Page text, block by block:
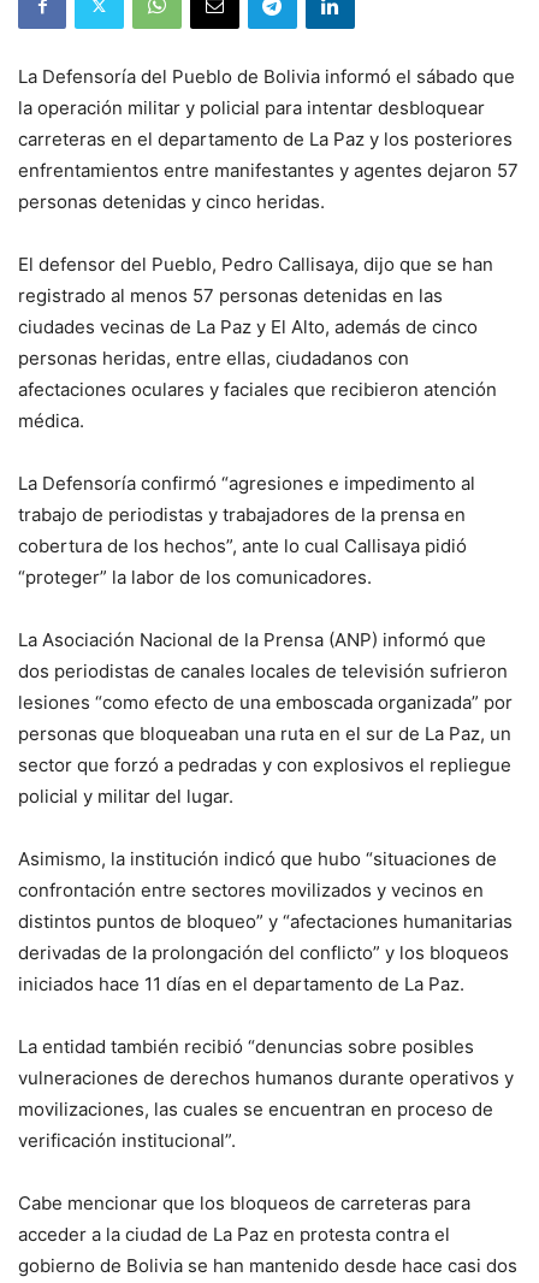
La Defensoría del Pueblo de Bolivia informó el sábado que
la operación militar y policial para intentar desbloquear
carreteras en el departamento de La Paz y los posteriores
enfrentamientos entre manifestantes y agentes dejaron 57
personas detenidas y cinco heridas.
El defensor del Pueblo, Pedro Callisaya, dijo que se han
registrado al menos 57 personas detenidas en las
ciudades vecinas de La Paz y El Alto, además de cinco
personas heridas, entre ellas, ciudadanos con
afectaciones oculares y faciales que recibieron atención
médica.
La Defensoría confirmó “agresiones e impedimento al
trabajo de periodistas y trabajadores de la prensa en
cobertura de los hechos”, ante lo cual Callisaya pidió
“proteger” la labor de los comunicadores.
La Asociación Nacional de la Prensa (ANP) informó que
dos periodistas de canales locales de televisión sufrieron
lesiones “como efecto de una emboscada organizada” por
personas que bloqueaban una ruta en el sur de La Paz, un
sector que forzó a pedradas y con explosivos el repliegue
policial y militar del lugar.
Asimismo, la institución indicó que hubo “situaciones de
confrontación entre sectores movilizados y vecinos en
distintos puntos de bloqueo” y “afectaciones humanitarias
derivadas de la prolongación del conflicto” y los bloqueos
iniciados hace 11 días en el departamento de La Paz.
La entidad también recibió “denuncias sobre posibles
vulneraciones de derechos humanos durante operativos y
movilizaciones, las cuales se encuentran en proceso de
verificación institucional”.
Cabe mencionar que los bloqueos de carreteras para
acceder a la ciudad de La Paz en protesta contra el
gobierno de Bolivia se han mantenido desde hace casi dos